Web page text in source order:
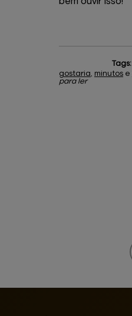
Tags:
gostaria, minutos e
para ler